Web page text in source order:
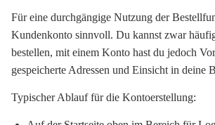
Für eine durchgängige Nutzung der
Kundenkonto sinnvoll. Du kannst zwar
bestellen, mit einem Konto hast du jedoch
gespeicherte Adressen und Einsicht in deine
Typischer Ablauf für die Kontoerstellung: